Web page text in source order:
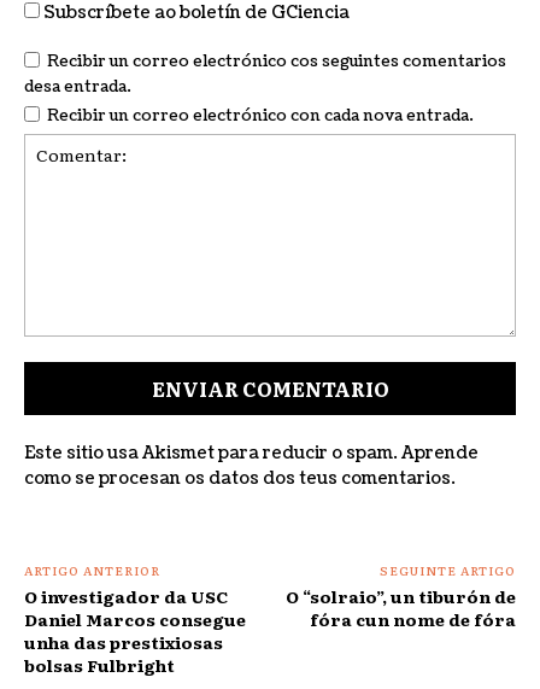
Subscríbete ao boletín de GCiencia
Recibir un correo electrónico cos seguintes comentarios
desa entrada.
Recibir un correo electrónico con cada nova entrada.
Este sitio usa Akismet para reducir o spam. Aprende
como se procesan os datos dos teus comentarios.
ARTIGO ANTERIOR
O investigador da USC
Daniel Marcos consegue
unha das prestixiosas
bolsas Fulbright
SEGUINTE ARTIGO
O “solraio”, un tiburón de
fóra cun nome de fóra